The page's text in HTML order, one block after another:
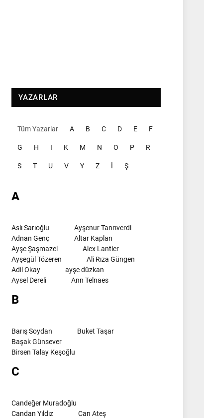
YAZARLAR
Tüm Yazarlar A B C D E F
G H I K M N O P R
S T U V Y Z İ Ş
A
Aslı Sarıoğlu
Ayşenur Tanrıverdi
Adnan Genç
Altar Kaplan
Ayşe Şaşmazel
Alex Lantier
Ayşegül Tözeren
Ali Rıza Güngen
Adil Okay
ayşe düzkan
Aysel Dereli
Ann Telnaes
B
Barış Soydan
Buket Taşar
Başak Günsever
Birsen Talay Keşoğlu
C
Candeğer Muradoğlu
Candan Yıldız
Can Ateş